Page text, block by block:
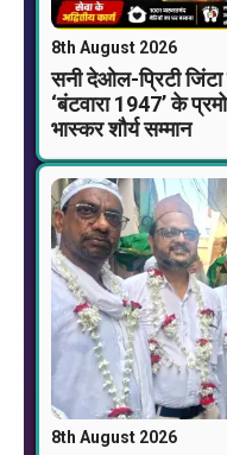
8th August 2026
सनी देओल-प्रिटी जिंटा
‘बंटवारा 1947’ के
भास्कर शौर्य सम्मान
8th August 2026